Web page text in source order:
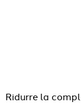
Ridurre la